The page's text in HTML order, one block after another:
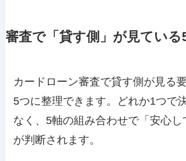
審査で「貸す側」が見ている
カードローン審査で貸す側が見る
5つに整理できます。どれか1つで
なく、5軸の組み合わせで「安心し
が判断されます。